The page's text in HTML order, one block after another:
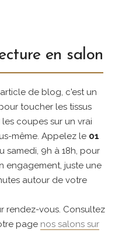
en salon
de blog, c'est un
toucher les tissus
coupes sur un vrai
même. Appelez le 01
samedi, 9h à 18h, pour
engagement, juste une
autour de votre
rendez-vous. Consultez
page nos salons sur